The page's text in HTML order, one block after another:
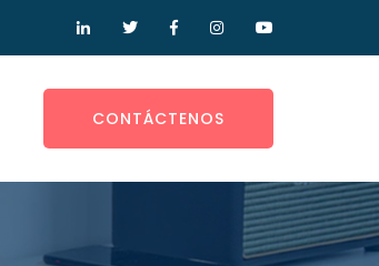
CONTÁCTENOS